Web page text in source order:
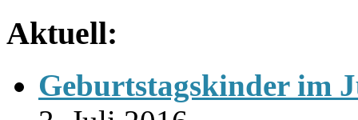
Aktuell:
Geburtstagskinder im